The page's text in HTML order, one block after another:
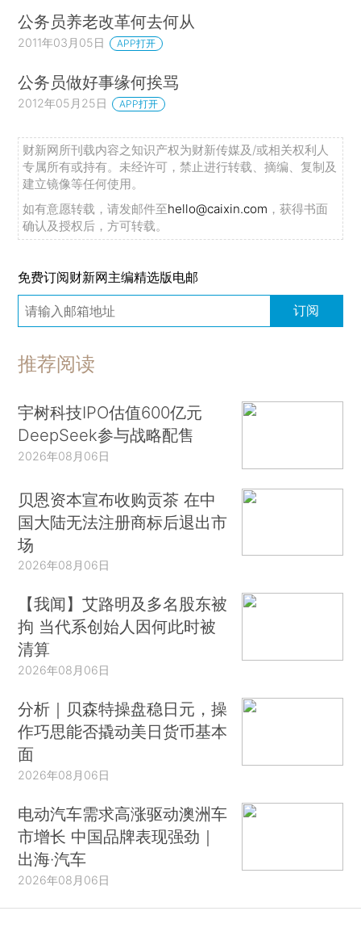
公务员养老改革何去何从
2011年03月05日 APP打开
公务员做好事缘何挨骂
2012年05月25日 APP打开
财新网所刊载内容之知识产权为财新传媒及/或相关权利人
专属所有或持有。未经许可，禁止进行转载、摘编、复制及
建立镜像等任何使用。
如有意愿转载，请发邮件至hello@caixin.com ，获得书面
确认及授权后，方可转载。
免费订阅财新网主编精选版电邮
订阅
推荐阅读
宇树科技IPO估值600亿元
DeepSeek参与战略配售
2026年08月06日
贝恩资本宣布收购贡茶 在中
国大陆无法注册商标后退出市
场
2026年08月06日
【我闻】艾路明及多名股东被
拘 当代系创始人因何此时被
清算
2026年08月06日
分析｜贝森特操盘稳日元，操
作巧思能否撬动美日货币基本
面
2026年08月06日
电动汽车需求高涨驱动澳洲车
市增长 中国品牌表现强劲｜
出海·汽车
2026年08月06日